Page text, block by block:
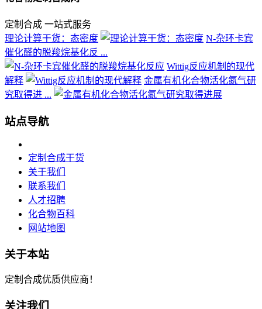
定制合成 一站式服务
理论计算干货：态密度
N-杂环卡宾
催化醛的脱羧烷基化反 ...
Wittig反应机制的现代
解释
金属有机化合物活化氮气研
究取得进 ...
站点导航
定制合成干货
关于我们
联系我们
人才招聘
化合物百科
网站地图
关于本站
定制合成优质供应商！
关注我们